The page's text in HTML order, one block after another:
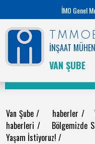
İMO Genel
İNŞAAT
VAN ŞUBE
Van Şube/ haberler /
haberleri / Bölgemizde
Yaşam İstiyoruz! /